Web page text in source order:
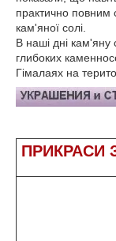
практично повним
кам'яної солі.
В наші дні кам'яну
глибоких
Гімалаях на
ПРИКРАСИ